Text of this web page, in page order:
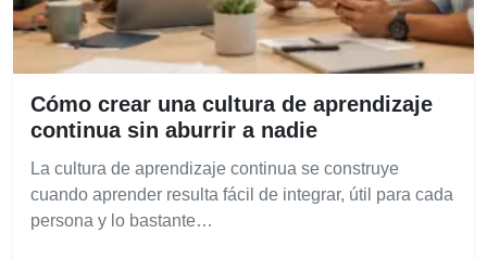
Cómo crear una cultura de aprendizaje
continua sin aburrir a nadie
La cultura de aprendizaje continua se construye
cuando aprender resulta fácil de integrar, útil para cada
persona y lo bastante…